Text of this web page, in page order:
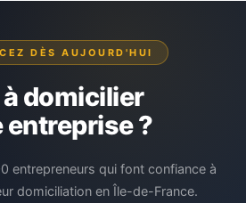
DÈS AUJOURD'HUI
domicilier
entreprise ?
entrepreneurs qui font confiance à
domiciliation en Île-de-France.